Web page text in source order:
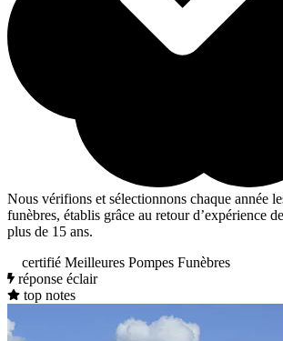
Nous vérifions et sélectionnons chaque année
funèbres, établis grâce au retour d’expérience
plus de 15 ans.
certifié Meilleures Pompes Funèbres
réponse éclair
top notes